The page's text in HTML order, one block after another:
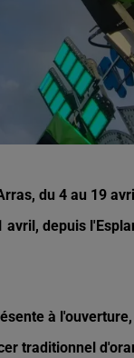
du 4 au 19
depuis
à
traditionnel